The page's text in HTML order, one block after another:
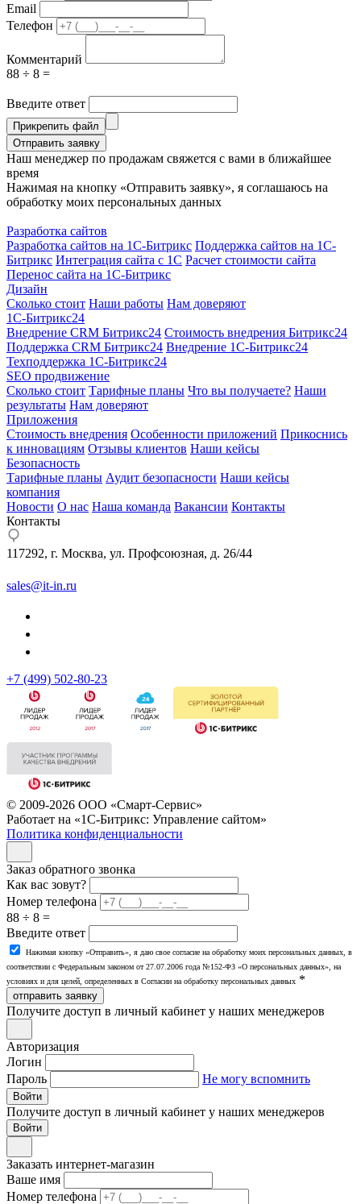
Email
Телефон
Комментарий
88 ÷ 8 =
Введите ответ
Прикрепить файл
Отправить заявку
Наш менеджер по продажам свяжется с вами в ближайшее
время
Нажимая на кнопку «Отправить заявку», я соглашаюсь на
обработку моих персональных данных
Разработка сайтов
Разработка сайтов на 1С-Битрикс Поддержка сайтов на 1С-
Битрикс Интеграция сайта с 1С Расчет стоимости сайта
Перенос сайта на 1С-Битрикс
Дизайн
Сколько стоит Наши работы Нам доверяют
1С-Битрикс24
Внедрение CRM Битрикс24 Стоимость внедрения Битрикс24
Поддержка CRM Битрикс24 Внедрение 1С-Битрикс24
Техподдержка 1С-Битрикс24
SEO продвижение
Сколько стоит Тарифные планы Что вы получаете? Наши
результаты Нам доверяют
Приложения
Стоимость внедрения Особенности приложений Прикоснись
к инновациям Отзывы клиентов Наши кейсы
Безопасность
Тарифные планы Аудит безопасности Наши кейсы
компания
Новости О нас Наша команда Вакансии Контакты
Контакты
117292, г. Москва, ул. Профсоюзная, д. 26/44
sales@it-in.ru
+7 (499) 502-80-23
© 2009-2026 ООО «Смарт-Сервис»
Работает на «1С-Битрикс: Управление сайтом»
Политика конфиденциальности
Заказ обратного звонка
Как вас зовут?
Номер телефона
88 ÷ 8 =
Введите ответ
Нажимая кнопку «Отправить», я даю свое согласие на обработку моих персональных данных, в
соответствии с Федеральным законом от 27.07.2006 года №152-ФЗ «О персональных данных», на
условиях и для целей, определенных в Согласии на обработку персональных данных *
отправить заявку
Получите доступ в личный кабинет у наших менеджеров
Авторизация
Логин
Пароль
Не могу вспомнить
Войти
Получите доступ в личный кабинет у наших менеджеров
Заказать интернет-магазин
Ваше имя
Номер телефона